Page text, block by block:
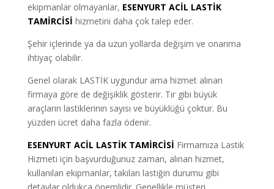
ekipmanlar olmayanlar, ESENYURT ACİL LASTİK
TAMİRCİSİ hizmetini daha çok talep eder.
Şehir içlerinde ya da uzun yollarda değişim ve onarıma
ihtiyaç olabilir.
Genel olarak LASTİK uygundur ama hizmet alınan
firmaya göre de değişiklik gösterir. Tır gibi büyük
araçların lastiklerinin sayısı ve büyüklüğü çoktur. Bu
yüzden ücret daha fazla ödenir.
ESENYURT ACİL LASTİK TAMİRCİSİ Firmamıza Lastik
Hizmeti için başvurduğunuz zaman, alınan hizmet,
kullanılan ekipmanlar, takılan lastiğin durumu gibi